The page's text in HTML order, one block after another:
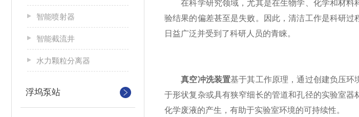
智能喷射器
智能截流井
水力颗粒分离器
浮坞泵站
在科学研究领域，尤其是在生物学、化学和材料
验结果的偏差甚至是失败。因此，清洁工作是科研
日益广泛并受到了科研人员的青睐。
真空冲洗装置基于其工作原理，通过创建负压环
于形状复杂或具有狭窄细长的管道和孔径的实验室
化学废液的产生，有助于实验室环境的可持续性。